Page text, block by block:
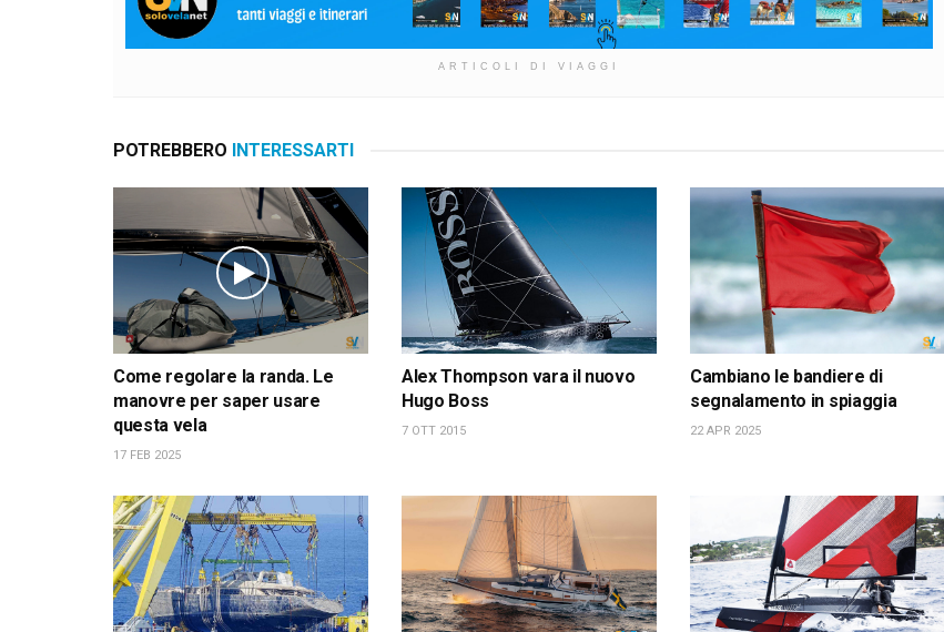
ARTICOLI DI VIAGGI
POTREBBERO INTERESSARTI
Come regolare la randa. Le
manovre per saper usare
questa vela
17 FEB 2025
Alex Thompson vara il nuovo
Hugo Boss
7 OTT 2015
Cambiano le bandiere di
segnalamento in spiaggia
22 APR 2025